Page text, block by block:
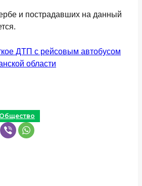
и пострадавших на данный
ДТП с рейсовым автобусом
области
Общество